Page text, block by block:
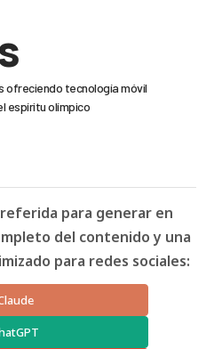
ofreciendo tecnología móvil
espíritu olímpico
para generar en
del contenido y una
para redes sociales: